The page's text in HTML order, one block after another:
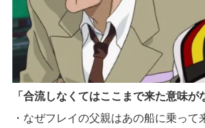
「合流しなくてはここまで来た意味が
・なぜフレイの父親はあの船に乗って